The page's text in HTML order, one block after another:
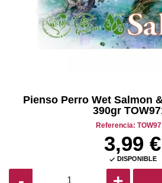
Pienso Perro Wet Salmon
390gr
Referencia:
3,99 €
 DISPONIBLE